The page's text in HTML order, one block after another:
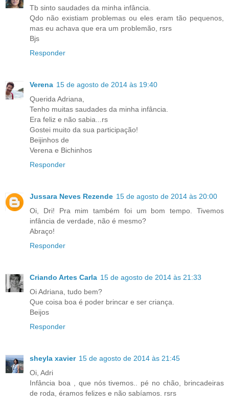
Tb sinto saudades da minha infância.
Qdo não existiam problemas ou eles eram tão pequenos,
mas eu achava que era um problemão, rsrs
Bjs
Responder
Verena 15 de agosto de 2014 às 19:40
Querida Adriana,
Tenho muitas saudades da minha infância.
Era feliz e não sabia...rs
Gostei muito da sua participação!
Beijinhos de
Verena e Bichinhos
Responder
Jussara Neves Rezende 15 de agosto de 2014 às 20:00
Oi, Dri! Pra mim também foi um bom tempo. Tivemos
infância de verdade, não é mesmo?
Abraço!
Responder
Criando Artes Carla 15 de agosto de 2014 às 21:33
Oi Adriana, tudo bem?
Que coisa boa é poder brincar e ser criança.
Beijos
Responder
sheyla xavier 15 de agosto de 2014 às 21:45
Oi, Adri
Infância boa , que nós tivemos.. pé no chão, brincadeiras
de roda, éramos felizes e não sabíamos. rsrs